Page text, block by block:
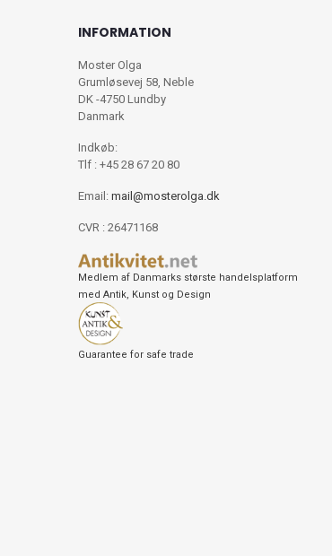
INFORMATION
Moster Olga
Grumløsevej 58, Neble
DK -4750 Lundby
Danmark
Indkøb:
Tlf : +45 28 67 20 80
Email: mail@mosterolga.dk
CVR : 26471168
Medlem af Danmarks største handelsplatform
med Antik, Kunst og Design
Guarantee for safe trade